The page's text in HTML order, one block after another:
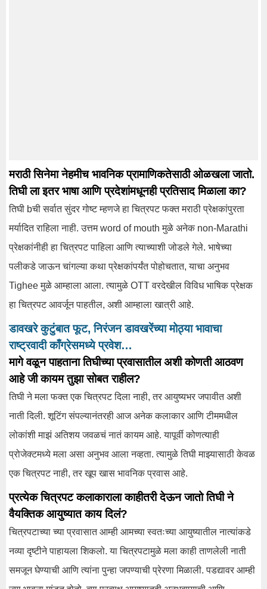
मराठी सिनेमा नेहमीच भावनिक प्रामाणिकतेसाठी ओळखला जातो.
तिघी ला इतर भाषा आणि प्रदेशांमधूनही प्रतिसाद मिळाला का?
तिघी bची सर्वात सुंदर गोष्ट म्हणजे हा चित्रपट फक्त मराठी प्रेक्षकांपुरता
मर्यादित राहिला नाही. उत्तम word of mouth मुळे अनेक non-Marathi
प्रेक्षकांनीही हा चित्रपट पाहिला आणि त्याच्याशी जोडले गेले. भाषेच्या
पलीकडे जाऊन चांगल्या कथा प्रेक्षकांपर्यंत पोहोचतात, याचा अनुभव
Tighee मुळे आम्हाला आला. त्यामुळे OTT वरदेखील विविध भाषिक प्रेक्षक
हा चित्रपट आवर्जून पाहतील, अशी आम्हाला खात्री आहे.
डावखरे कुटुंबात फूट, निरंजन डावखरेंच्या मोठ्या भावाचा
राष्ट्रवादी काँग्रेसमध्ये प्रवेश…
मागे वळून पाहताना तिघीच्या प्रवासातील अशी कोणती आठवण
आहे जी कायम तुझा सोबत राहील?
तिघी ने मला फक्त एक चित्रपट दिला नाही, तर आयुष्यभर जपावीत अशी
नाती दिली. शूटिंग संपल्यानंतरही आज अनेक कलाकार आणि टीममधील
लोकांशी माझं अतिशय जवळचं नातं कायम आहे. यापूर्वी कोणत्याही
प्रोजेक्टमध्ये मला असा अनुभव आला नव्हता. त्यामुळे तिघी माझ्यासाठी केवळ
एक चित्रपट नाही, तर खूप खास भावनिक प्रवास आहे.
प्रत्येक चित्रपट कलाकाराला काहीतरी देऊन जातो तिघी ने
वैयक्तिक आयुष्यात काय दिलं?
चित्रपटाच्या च्या प्रवासात आम्ही आमच्या स्वतःच्या आयुष्यातील नात्यांकडे
नव्या दृष्टीने पाहायला शिकलो. या चित्रपटामुळे मला काही ताणलेली नाती
समजून घेण्याची आणि त्यांना पुन्हा जपण्याची प्रेरणा मिळाली. पडद्यावर आम्ही